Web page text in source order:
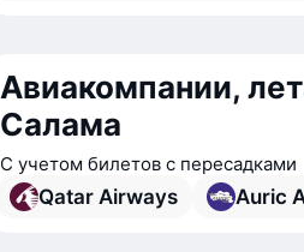
Авиакомпании,
Салама
С учетом билетов с пересадками
Qatar Airways Auric